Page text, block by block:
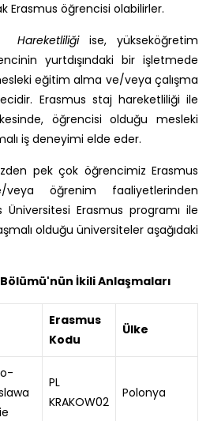
Erasmus öğrencisi olabilirler.
Hareketliliğiise, yükseköğretim
yurtdışındaki bir işletmede
eğitim alma ve/veya çalışma
Erasmus staj hareketliliği ile
öğrencisi olduğu mesleki
iş deneyimi elde eder.
pek çok öğrencimiz Erasmus
öğrenim faaliyetlerinden
Üniversitesi Erasmus programı ile
olduğu üniversiteler aşağıdaki
İkili Anlaşmaları
Erasmus
Kodu
Ülke
PL
KRAKOW02
Polonya